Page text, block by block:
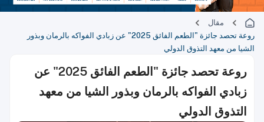
مقال
روعة تحصد جائزة "الطعم الفائق 2025" عن زبادي الفواكه بالرمان وبذور
الشيا من معهد التذوق الدولي
روعة تحصد جائزة "الطعم الفائق 2025" عن
زبادي الفواكه بالرمان وبذور الشيا من معهد
التذوق الدولي